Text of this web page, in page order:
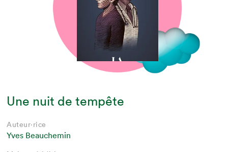
Une nuit de tempête
Auteur·rice
Yves Beauchemin